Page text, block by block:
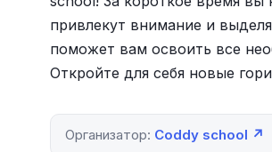
привлекут внимание и
поможет вам освоить все
Откройте для себя новые
Организатор: Coddy school ↗